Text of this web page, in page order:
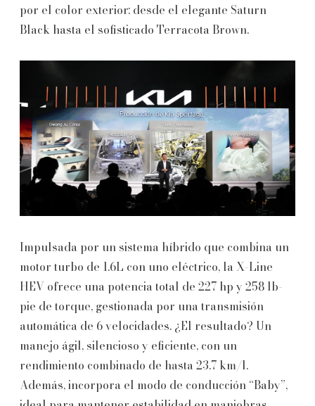
por el color exterior: desde el elegante Saturn
Black hasta el sofisticado Terracota Brown.
Impulsada por un sistema híbrido que combina un
motor turbo de 1.6L con uno eléctrico, la X-Line
HEV ofrece una potencia total de 227 hp y 258 lb-
pie de torque, gestionada por una transmisión
automática de 6 velocidades. ¿El resultado? Un
manejo ágil, silencioso y eficiente, con un
rendimiento combinado de hasta 23.7 km/l.
Además, incorpora el modo de conducción “Baby”,